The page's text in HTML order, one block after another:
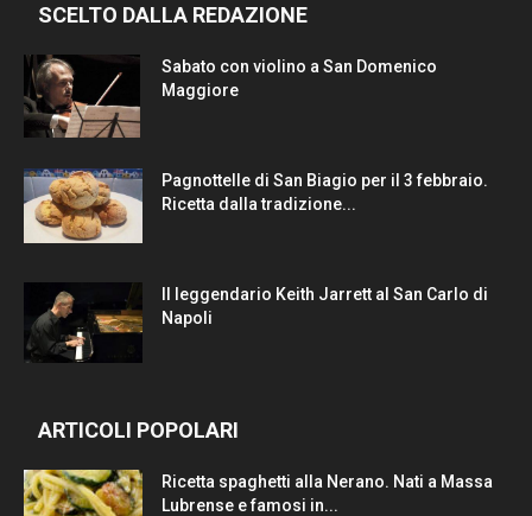
SCELTO DALLA REDAZIONE
Sabato con violino a San Domenico
Maggiore
Pagnottelle di San Biagio per il 3 febbraio.
Ricetta dalla tradizione...
Il leggendario Keith Jarrett al San Carlo di
Napoli
ARTICOLI POPOLARI
Ricetta spaghetti alla Nerano. Nati a Massa
Lubrense e famosi in...